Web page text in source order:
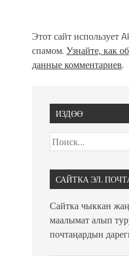
Этот сайт использует
спамом. Узнайте, как
данные комментариев.
ИЗДӨӨ
САЙТКА ЭЛ.
Сайтка чыккан
маалымат алып
почтаңардын